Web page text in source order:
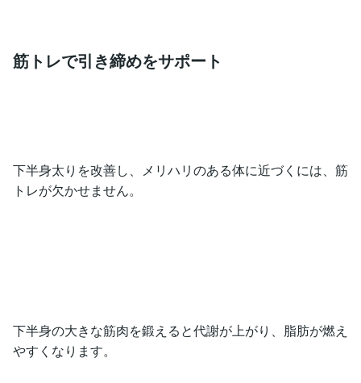
筋トレで引き締めをサポート
下半身太りを改善し、メリハリのある体に近づくには、筋
トレが欠かせません。
下半身の大きな筋肉を鍛えると代謝が上がり、脂肪が燃え
やすくなります。